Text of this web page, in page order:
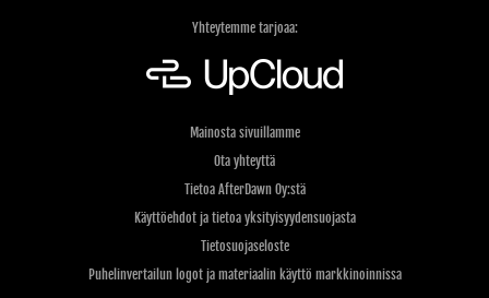
Yhteytemme tarjoaa:
Mainosta sivuillamme
Ota yhteyttä
Tietoa AfterDawn Oy:stä
Käyttöehdot ja tietoa yksityisyydensuojasta
Tietosuojaseloste
Puhelinvertailun logot ja materiaalin käyttö markkinoinnissa